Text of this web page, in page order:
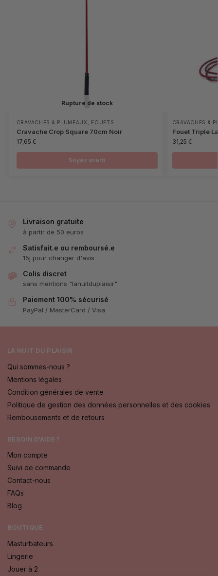
Rupture de stock
CRAVACHES & PLUMEAUX FOUETS
Cravache Crop Square 70cm Noir
17,65 €
Soyez averti
CRAVACHES &
Fouet Triple
31,25 €
Livraison gratuite
à partir de 50 euros
Satisfait.e ou remboursé.e
15j pour changer d'avis
Colis discret
sans mentions "lanuitduplaisir"
Paiement 100% sécurisé
PayPal / MasterCard / Visa
LA NUIT DU PLAISIR
Qui sommes-nous ?
Mentions légales
Condition générales de vente
Politique de gestion des données personnelles et des cookies
Rembousements et de retours
BESOIN D’AIDE ?
Mon compte
Suivi de commande
Contact-nous
FAQs
Blog
BOUTIQUE
Masturbateurs
Lingerie
Jouer à 2